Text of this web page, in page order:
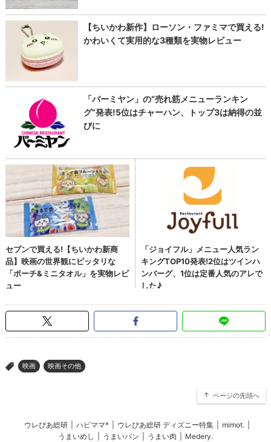
> 映画 映画その他
ページの先頭へ
ウレぴあ総研 ハピママ* ウレぴあ総研 ディズニー特集 mimot.
うまいめし
うまいパン うまい肉 Medery.